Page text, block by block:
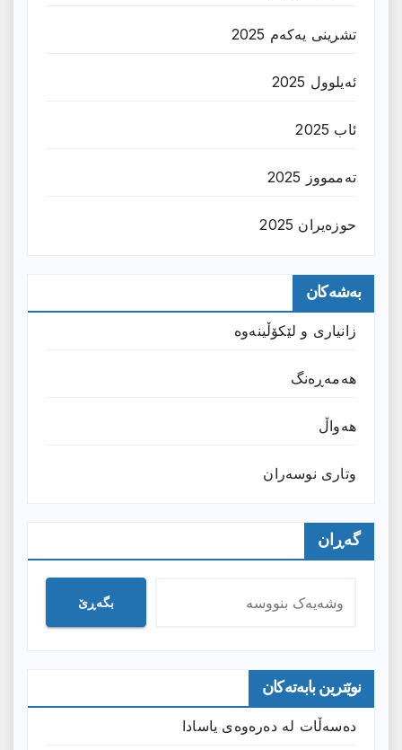
تشرینی یەکەم 2025
ئەیلوول 2025
ئاب 2025
تەممووز 2025
حوزه‌یران 2025
بەشەکان
زانیارى و لێکۆڵینەوە
هەمەڕەنگ
هەواڵ
وتارى نوسەران
گەڕان
بگەڕێ
نوێترین بابەتەکان
دەسەڵات لە دەرەوەی یاسادا